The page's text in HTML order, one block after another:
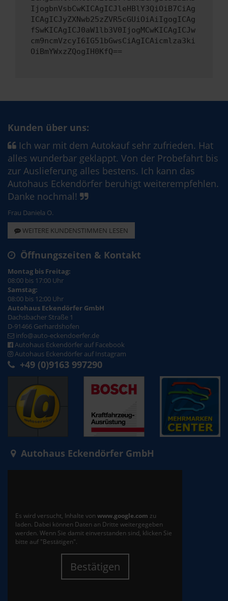
IjogbnVsbCwKICAgICJleHBlY3QiOiB7CiAg
ICAgICJyZXNwb25zZVR5cGUiOiAiIgogICAg
fSwKICAgICJ0aW1lb3V0IjogMCwKICAgICJw
cm9ncmVzcyI6IG51bGwsCiAgICAicmlza3ki
OiBmYWxzZQogIH0KfQ==
Kunden über uns:
Ich war mit dem Autokauf sehr zufrieden. Hat
alles wunderbar geklappt. Von der Probefahrt bis
zur Auslieferung alles bestens. Ich kann das
Autohaus Eckendörfer beruhigt weiterempfehlen.
Danke nochmal!
Frau Daniela O.
WEITERE KUNDENSTIMMEN LESEN
Öffnungszeiten & Kontakt
Montag bis Freitag:
08:00 bis 17:00 Uhr
Samstag:
08:00 bis 12:00 Uhr
Autohaus Eckendörfer GmbH
Dachsbacher Straße 1
D-91466 Gerhardshofen
info@auto-eckendoerfer.de
Autohaus Eckendörfer auf Facebook
Autohaus Eckendörfer auf Instagram
+49 (0)9163 997290
Autohaus Eckendörfer GmbH
Es wird versucht, Inhalte von www.google.com zu
laden. Dabei können Daten an Dritte weitergegeben
werden. Wenn Sie damit einverstanden sind, klicken Sie
bitte auf "Bestätigen".
Bestätigen